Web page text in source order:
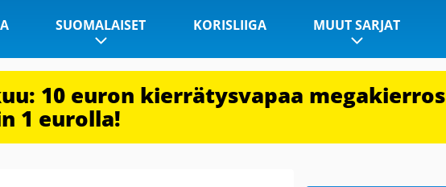
SUOMALAISET KORISLIIGA MUUT SARJAT
10 euron kierrätysvapaa megakierros
1 eurolla!